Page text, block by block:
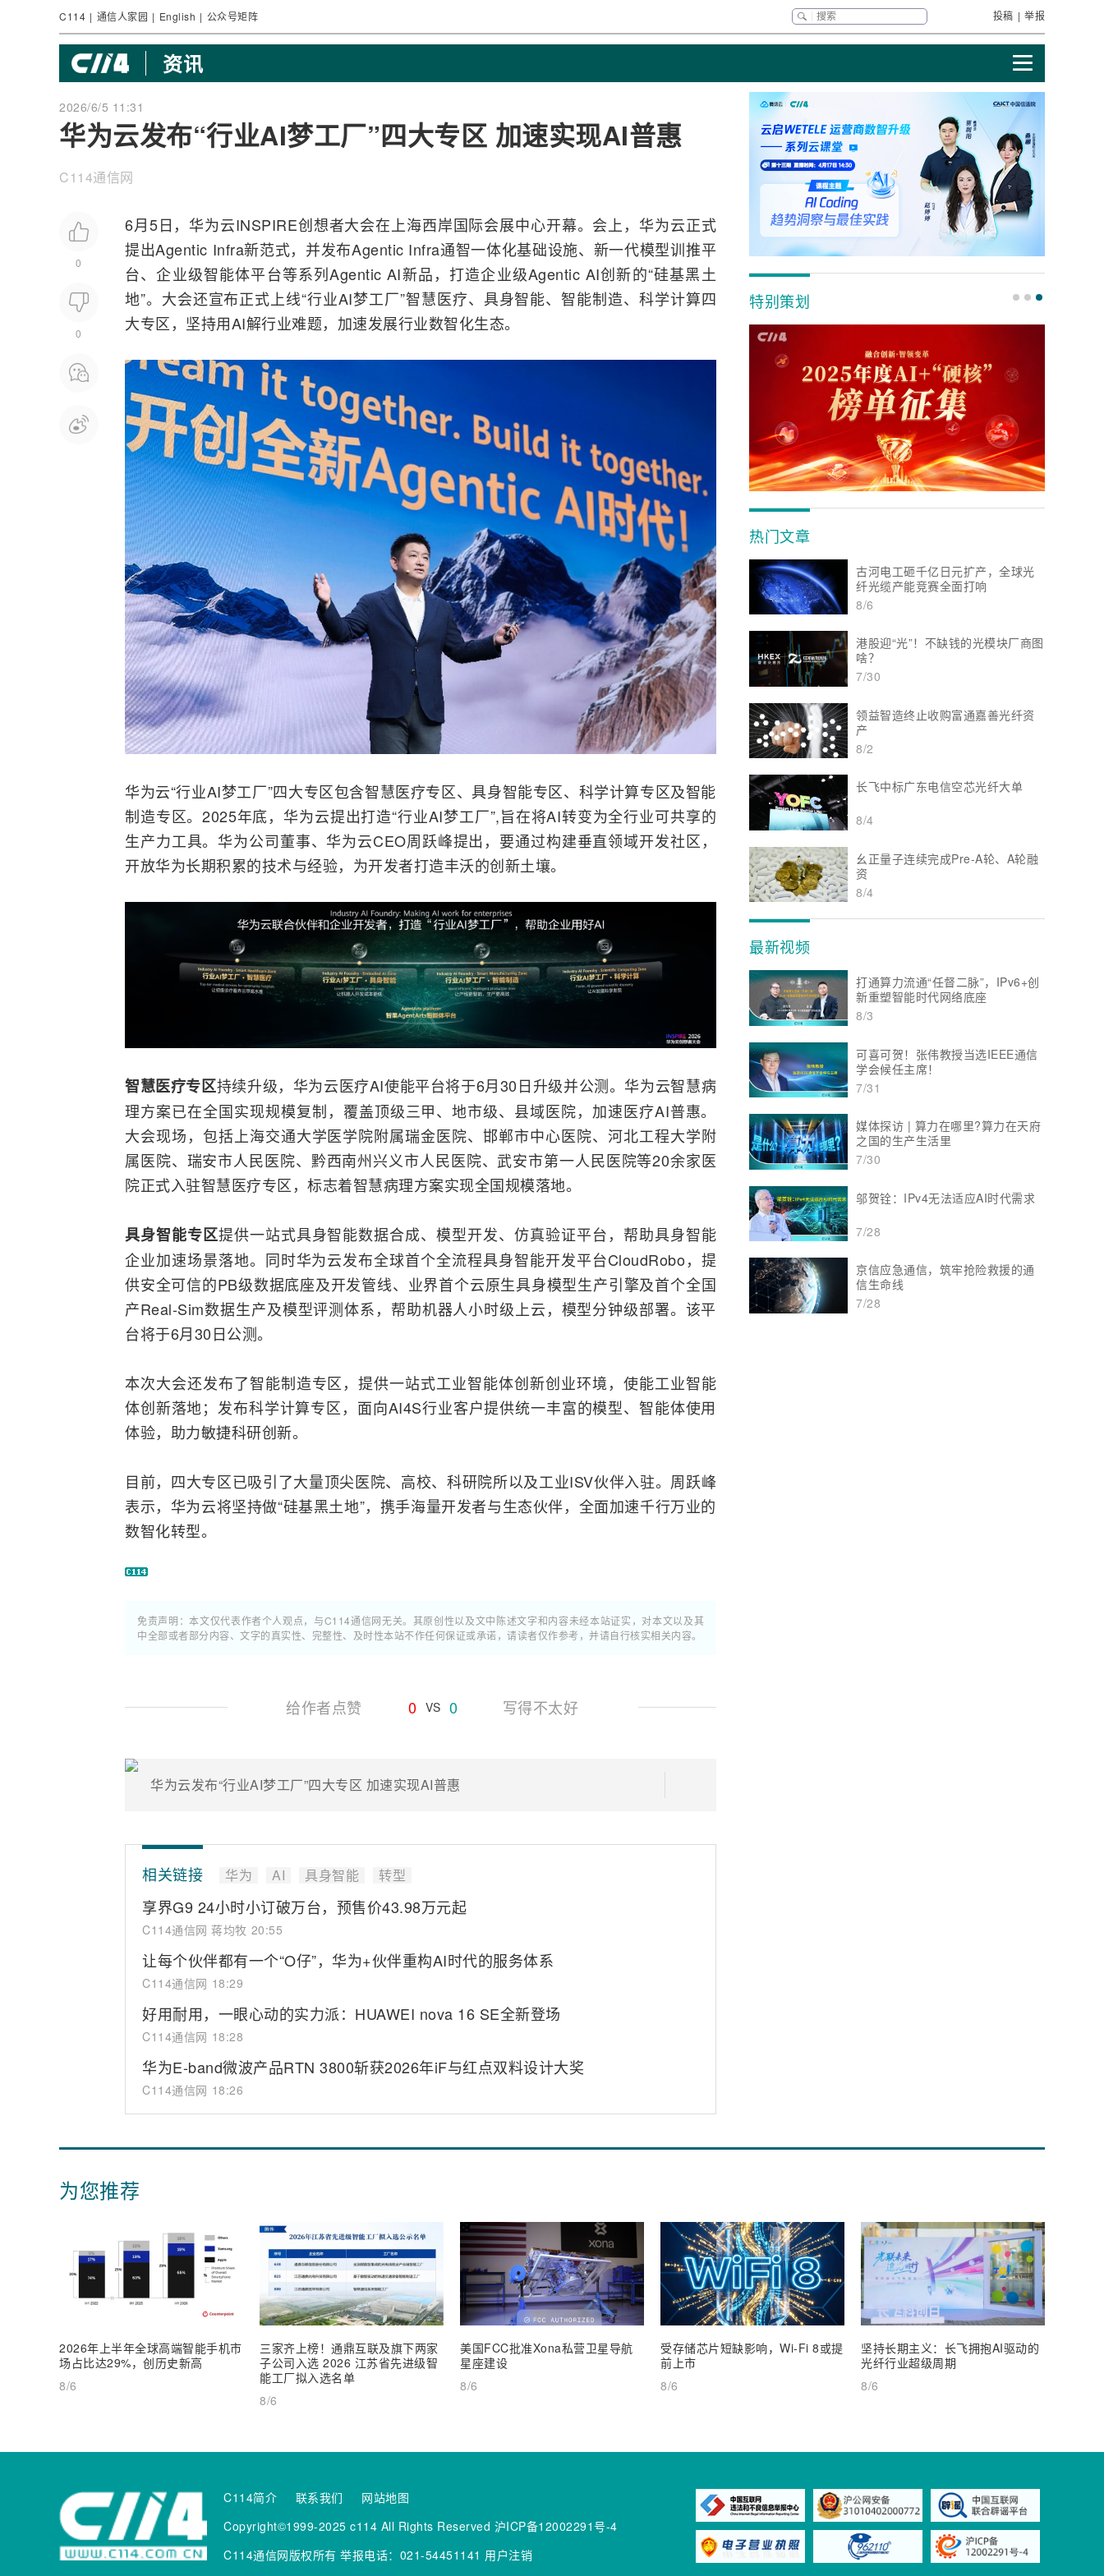
C114 | 通信人家园 | English | 公众号矩阵 投稿 | 举报
资讯
2026/6/5 11:31
华为云发布“行业AI梦工厂”四大专区 加速实现AI普惠
C114通信网
0
0
6月5日， 华为云INSPIRE创想者大会在上海西岸国际会展中心开幕。会上，华为云正式
提出Agentic Infra新范式，并发布Agentic Infra通智一体化基础设施、新一代模型训推平
台、企业级智能体平台等系列Agentic AI新品，打造企业级Agentic AI创新的“硅基黑土
地”。大会还宣布正式上线“行业AI梦工厂”智慧医疗、 具身智能、智能制造、科学计算四
大专区，坚持用AI解行业难题，加速发展行业数智化生态。
华为云“行业AI梦工厂”四大专区包含智慧医疗专区、具身智能专区、科学计算专区及智能
制造专区。2025年底，华为云提出打造“行业AI梦工厂”,旨在将AI转变为全行业可共享的
生产力工具。华为公司董事、华为云CEO周跃峰提出，要通过构建垂直领域开发社区，
开放华为长期积累的技术与经验，为开发者打造丰沃的创新土壤。
智慧医疗专区持续升级，华为云医疗AI使能平台将于6月30日升级并公测。华为云智慧病
理方案已在全国实现规模复制，覆盖顶级三甲、地市级、县域医院，加速医疗AI普惠。
大会现场，包括上海交通大学医学院附属瑞金医院、邯郸市中心医院、河北工程大学附
属医院、瑞安市人民医院、黔西南州兴义市人民医院、武安市第一人民医院等20余家医
院正式入驻智慧医疗专区，标志着智慧病理方案实现全国规模落地。
具身智能专区提供一站式具身智能数据合成、模型开发、仿真验证平台，帮助具身智能
企业加速场景落地。同时华为云发布全球首个全流程具身智能开发平台CloudRobo，提
供安全可信的PB级数据底座及开发管线、业界首个云原生具身模型生产引擎及首个全国
产Real-Sim数据生产及模型评测体系，帮助机器人小时级上云，模型分钟级部署。该平
台将于6月30日公测。
本次大会还发布了智能制造专区，提供一站式工业智能体创新创业环境，使能工业智能
体创新落地；发布科学计算专区，面向AI4S行业客户提供统一丰富的模型、智能体使用
体验，助力敏捷科研创新。
目前，四大专区已吸引了大量顶尖医院、高校、科研院所以及工业ISV伙伴入驻。周跃峰
表示，华为云将坚持做“硅基黑土地”，携手海量开发者与生态伙伴，全面加速千行万业的
数智化转型。
免责声明：本文仅代表作者个人观点，与C114通信网无关。其原创性以及文中陈述文字和内容未经本站证实，对本文以及其
中全部或者部分内容、文字的真实性、完整性、及时性本站不作任何保证或承诺，请读者仅作参考，并请自行核实相关内容。
给作者点赞 0 VS 0 写得不太好
华为云发布“行业AI梦工厂”四大专区 加速实现AI普惠
相关链接 华为 AI 具身智能 转型
享界G9 24小时小订破万台，预售价43.98万元起
C114通信网 蒋均牧 20:55
让每个伙伴都有一个“O仔”，华为+伙伴重构AI时代的服务体系
C114通信网 18:29
好用耐用，一眼心动的实力派：HUAWEI nova 16 SE全新登场
C114通信网 18:28
华为E-band微波产品RTN 3800斩获2026年iF与红点双料设计大奖
C114通信网 18:26
特别策划
热门文章
古河电工砸千亿日元扩产，全球光
纤光缆产能竞赛全面打响
8/6
港股迎“光”！不缺钱的光模块厂商图
啥？
7/30
领益智造终止收购富通嘉善光纤资
产
8/2
长飞中标广东电信空芯光纤大单
8/4
幺正量子连续完成Pre-A轮、A轮融
资
8/4
最新视频
打通算力流通“任督二脉”，IPv6+创
新重塑智能时代网络底座
8/3
可喜可贺！张伟教授当选IEEE通信
学会候任主席！
7/31
媒体探访 | 算力在哪里?算力在天府
之国的生产生活里
7/30
邬贺铨：IPv4无法适应AI时代需求
7/28
京信应急通信，筑牢抢险救援的通
信生命线
7/28
为您推荐
2026年上半年全球高端智能手机市
场占比达29%，创历史新高
8/6
三家齐上榜！通鼎互联及旗下两家
子公司入选 2026 江苏省先进级智
能工厂拟入选名单
8/6
美国FCC批准Xona私营卫星导航
星座建设
8/6
受存储芯片短缺影响，Wi-Fi 8或提
前上市
8/6
坚持长期主义：长飞拥抱AI驱动的
光纤行业超级周期
8/6
C114简介 联系我们
网站地图
Copyright©1999-2025 c114 All Rights Reserved 沪ICP备12002291号-4
C114通信网版权所有 举报电话：021-54451141 用户注销